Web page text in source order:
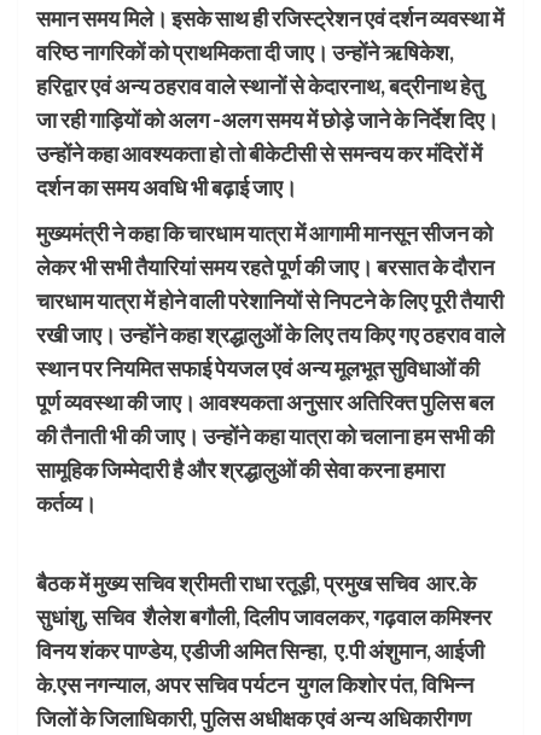
समान समय मिले। इसके साथ ही रजिस्ट्रेशन एवं दर्शन व्यवस्था में
वरिष्ठ नागरिकों को प्राथमिकता दी जाए। उन्होंने ऋषिकेश,
हरिद्वार एवं अन्य ठहराव वाले स्थानों से केदारनाथ, बद्रीनाथ हेतु
जा रही गाड़ियों को अलग -अलग समय में छोड़े जाने के निर्देश दिए।
उन्होंने कहा आवश्यकता हो तो बीकेटीसी से समन्वय कर मंदिरों में
दर्शन का समय अवधि भी बढ़ाई जाए।
मुख्यमंत्री ने कहा कि चारधाम यात्रा में आगामी मानसून सीजन को
लेकर भी सभी तैयारियां समय रहते पूर्ण की जाए। बरसात के दौरान
चारधाम यात्रा में होने वाली परेशानियों से निपटने के लिए पूरी तैयारी
रखी जाए। उन्होंने कहा श्रद्धालुओं के लिए तय किए गए ठहराव वाले
स्थान पर नियमित सफाई पेयजल एवं अन्य मूलभूत सुविधाओं की
पूर्ण व्यवस्था की जाए। आवश्यकता अनुसार अतिरिक्त पुलिस बल
की तैनाती भी की जाए। उन्होंने कहा यात्रा को चलाना हम सभी की
सामूहिक जिम्मेदारी है और श्रद्धालुओं की सेवा करना हमारा
कर्तव्य।
बैठक में मुख्य सचिव श्रीमती राधा रतूड़ी, प्रमुख सचिव आर.के
सुधांशु, सचिव शैलेश बगौली, दिलीप जावलकर, गढ़वाल कमिश्नर
विनय शंकर पाण्डेय, एडीजी अमित सिन्हा, ए.पी अंशुमान, आईजी
के.एस नगन्याल, अपर सचिव पर्यटन युगल किशोर पंत, विभिन्न
जिलों के जिलाधिकारी, पुलिस अधीक्षक एवं अन्य अधिकारीगण